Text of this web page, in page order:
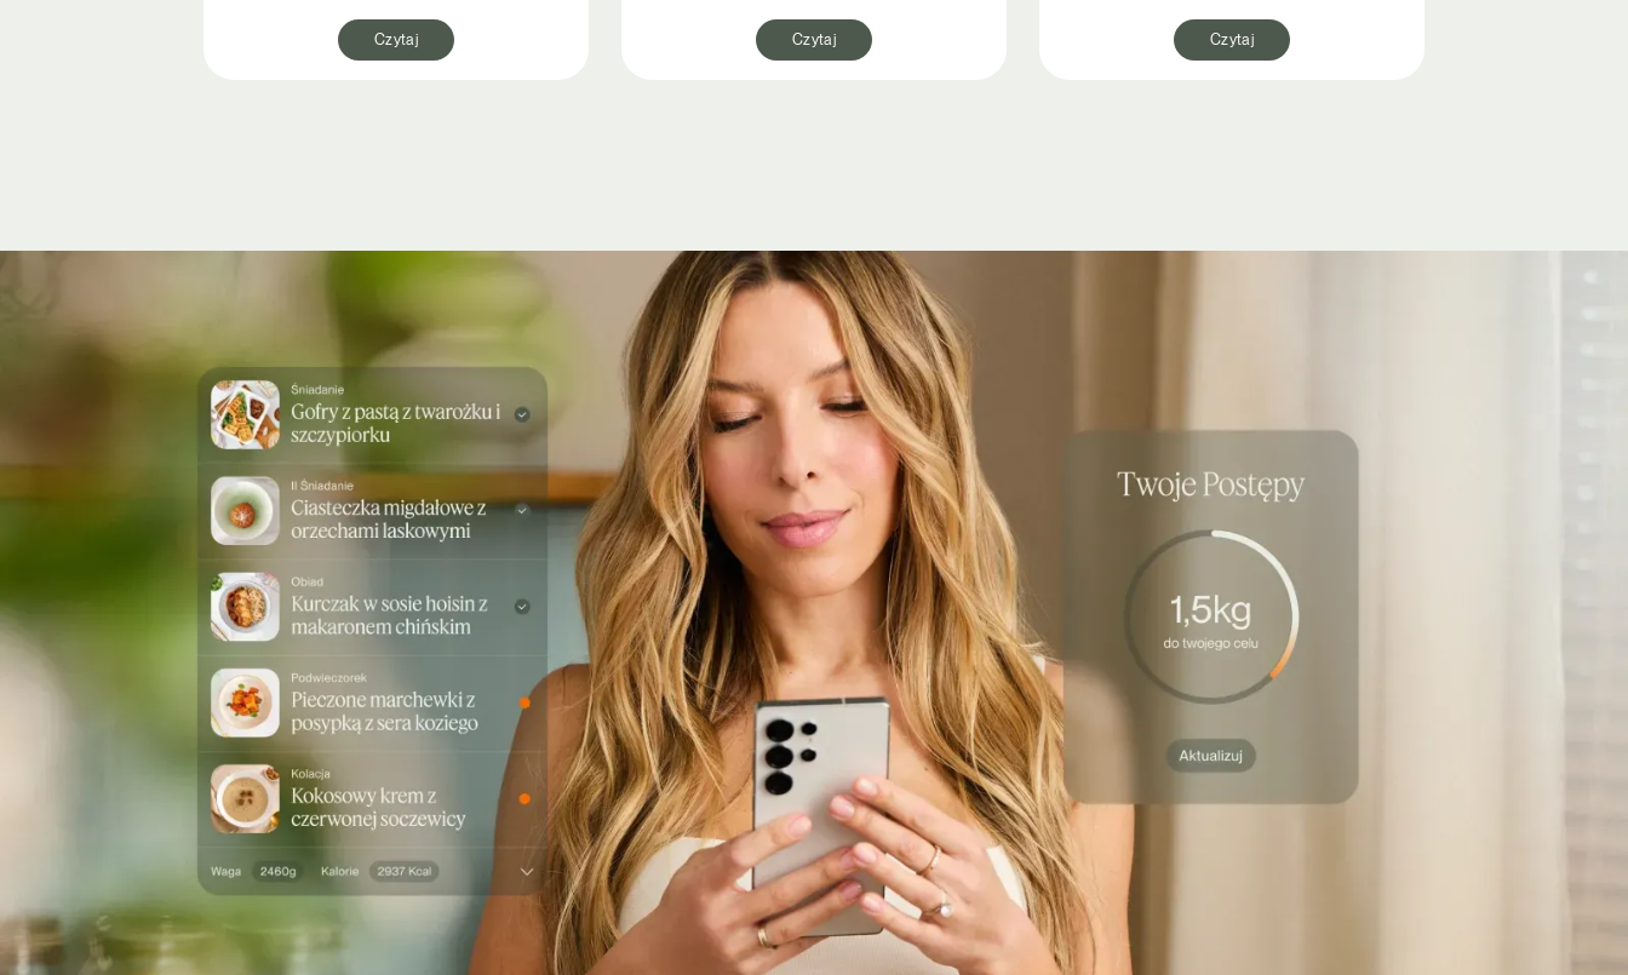
Czytaj Czytaj Czytaj